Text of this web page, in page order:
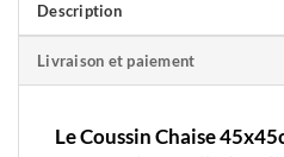
Description
Livraison et paiement
Le Coussin Chaise